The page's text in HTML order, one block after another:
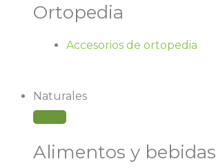
Ortopedia
Accesorios de ortopedia
Naturales
Alimentos y bebidas